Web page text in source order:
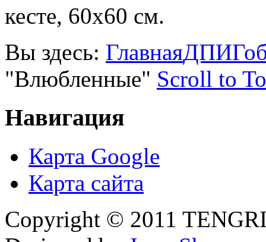
кесте, 60х60 см.
Вы здесь: ГлавнаяДПИ
"Влюбленные" Scroll to
Навигация
Карта Google
Карта сайта
Copyright © 2011